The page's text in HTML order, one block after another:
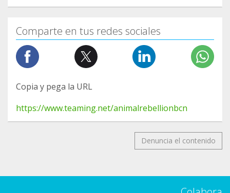
Comparte en tus redes sociales
Copia y pega la URL
https://www.teaming.net/animalrebellionbcn
Denuncia el contenido